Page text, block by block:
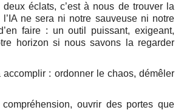
éclats, c’est à nous de trouver la
ne sera ni notre sauveuse ni notre
faire : un outil puissant, exigeant,
horizon si nous savons la regarder
: ordonner le chaos, démêler
ouvrir des portes que